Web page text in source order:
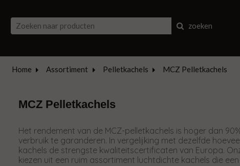
zoeken
Home Assortiment Pelletkachels MCZ Pelletkachels
MCZ Pelletkachels
Het rendement van de MCZ-pelletkachels is hoger dan
verbruik te garanderen. In vergelijking met dezelfde
kachels de strengste kwaliteitscertificaten van Europa.
kiezen uit een ruim assortiment luchtdichte kachels die